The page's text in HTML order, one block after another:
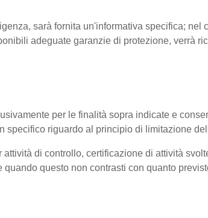
sarà fornita un'informativa specifica; nel
adeguate garanzie di protezione, verrà
per le finalità sopra indicate e
specifico riguardo al principio di limitazione
di controllo, certificazione di attività
questo non contrasti con quanto